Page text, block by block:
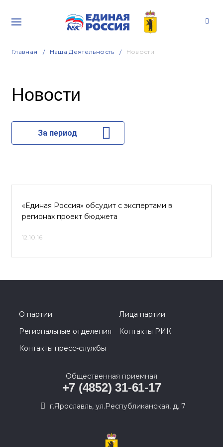
Главная Наша Деятельность Новости
Новости
За период
«Единая Россия» обсудит с экспертами в
регионах проект бюджета
12.10.16
О партии
Лица партии
Региональные отделения
Контакты РИК
Контакты пресс-службы
Общественная приемная
+7 (4852) 31-61-17
г.Ярославль, ул.Республиканская, д. 7